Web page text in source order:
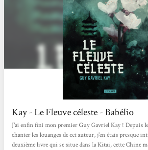
Kay - Le Fleuve céleste - Babélio
J'ai enfin fini mon premier Guy Gavriel Kay ! Depuis
chanter les louanges de cet auteur, j'en étais presque
deuxième livre qui se situe dans la Kitai, cette Chine